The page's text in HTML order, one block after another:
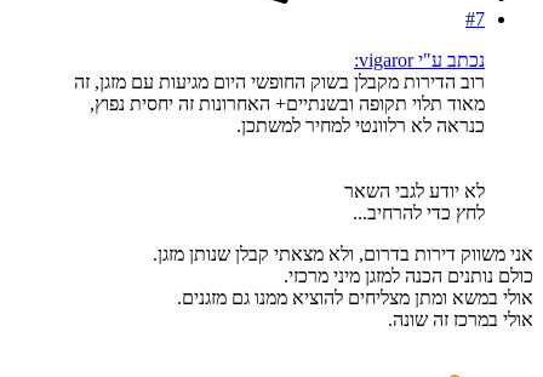
#7
נכתב ע"י vigaror:
רוב הדירות מקבלן בשוק החופשי היום מגיעות עם מזגן, זה
מאוד תלוי תקופה ובשנתיים+ האחרונות זה יחסית נפוץ,
כנראה לא רלוונטי למחיר למשתכן.
לא יודע לגבי השאר
לחץ כדי להרחיב...
אני משווק דירות בדרום, ולא מצאתי קבלן שנותן מזגן.
כולם נותנים הכנה למזגן מיני מרכזי.
אולי במשא ומתן מצליחים להוציא ממנו גם מזגנים.
אולי במרכז זה שונה.